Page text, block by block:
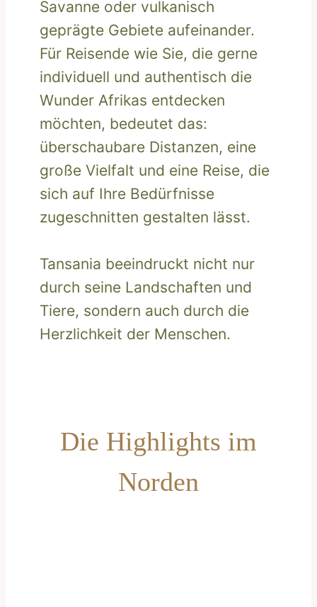
Savanne oder vulkanisch
geprägte Gebiete aufeinander.
Für Reisende wie Sie, die gerne
individuell und authentisch die
Wunder Afrikas entdecken
möchten, bedeutet das:
überschaubare Distanzen, eine
große Vielfalt und eine Reise, die
sich auf Ihre Bedürfnisse
zugeschnitten gestalten lässt.
Tansania beeindruckt nicht nur
durch seine Landschaften und
Tiere, sondern auch durch die
Herzlichkeit der Menschen.
Die Highlights im
Norden